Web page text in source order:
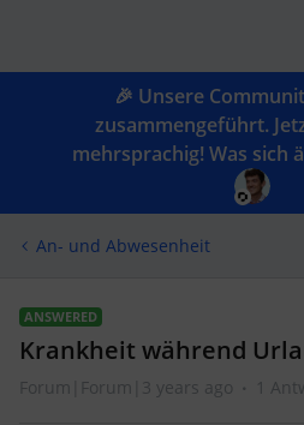
🎉 Unsere
zusammengeführt.
mehrsprachig! Was sich
An- und Abwesenheit
ANSWERED
Krankheit während
Forum|Forum|3 years ago 1